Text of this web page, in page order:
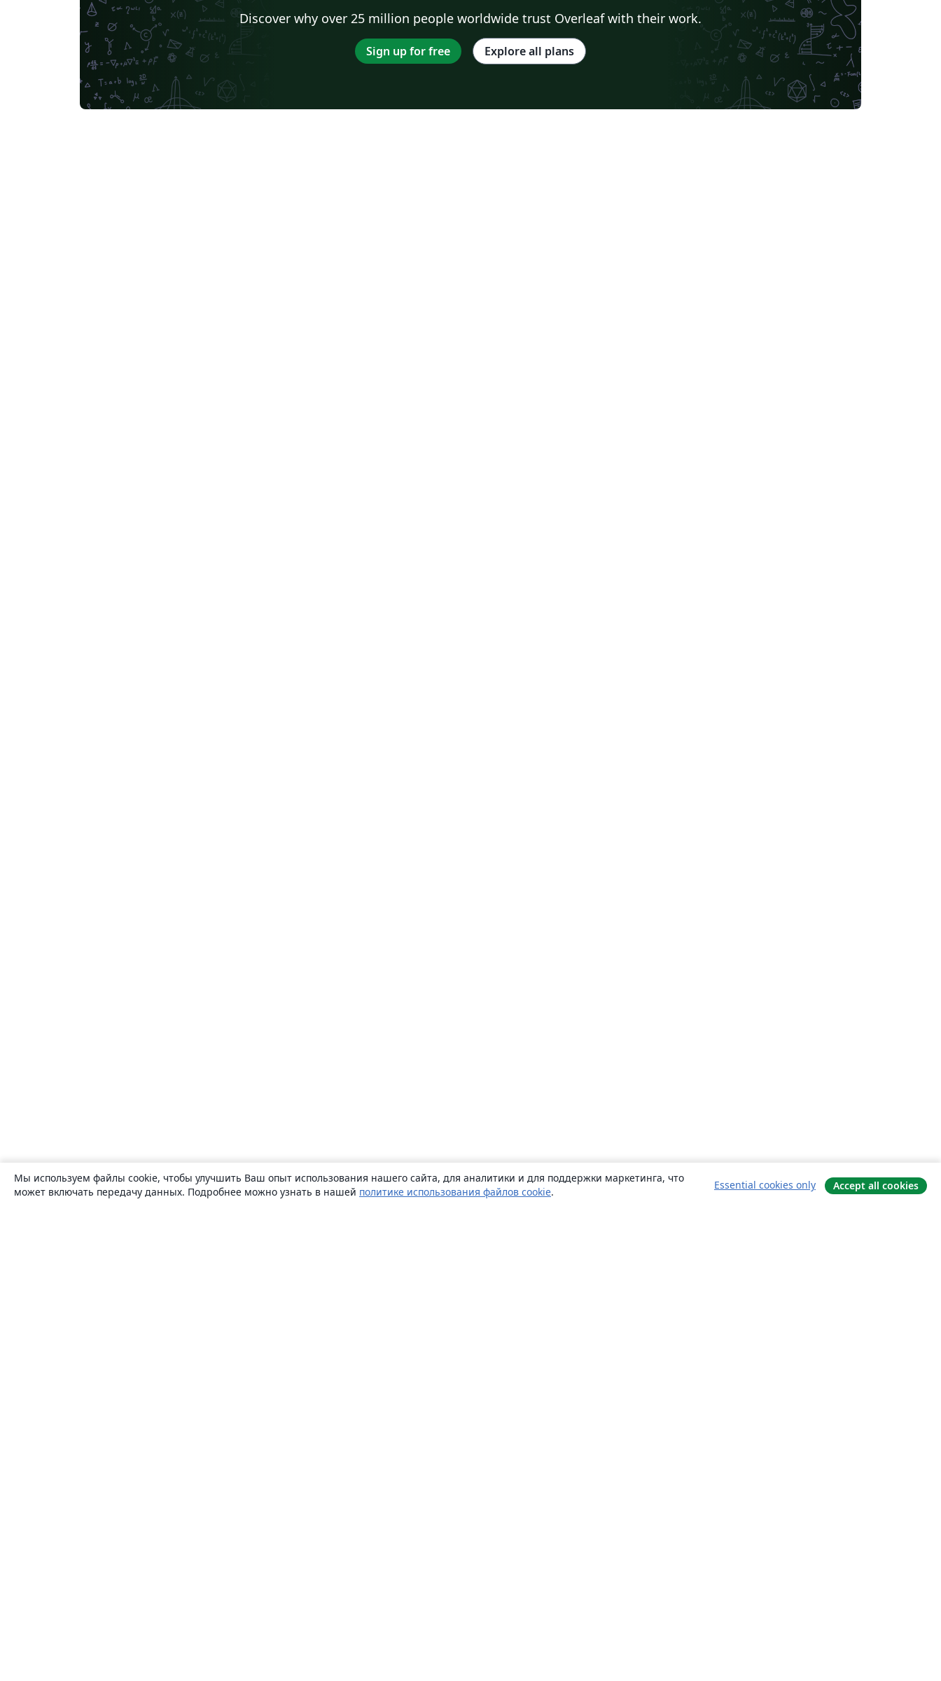
Discover why over 25 million people worldwide trust Overleaf with their work.
Sign up for free Explore all plans
Мы используем файлы cookie, чтобы улучшить Ваш опыт использования нашего сайта, для аналитики и для поддержки маркетинга, что
может включать передачу данных. Подробнее можно узнать в нашей политике использования файлов cookie.
Essential cookies only Accept all cookies